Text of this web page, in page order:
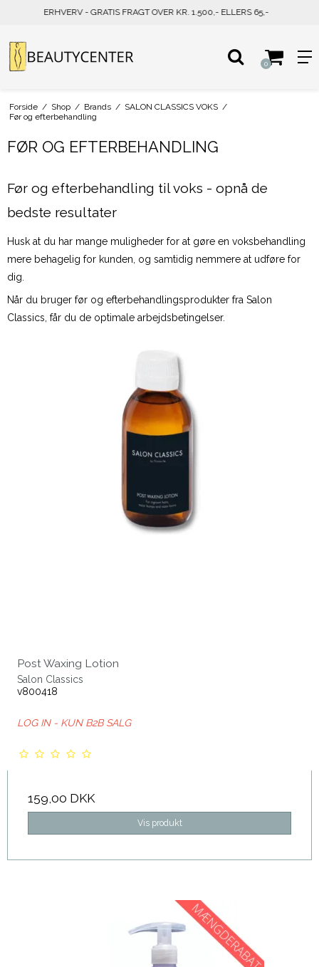
PRIVAT - GRATIS FRAGT OVER KR. 500,- ELLERS 39,-
0
Forside / Shop / Brands / SALON CLASSICS VOKS /
Før og efterbehandling
FØR OG EFTERBEHANDLING
Før og efterbehandling til voks - opnå de
bedste resultater
Husk at du har mange muligheder for at gøre en voksbehandling
mere behagelig for kunden, og samtidig nemmere at udføre for
dig.
Når du bruger før og efterbehandlingsprodukter fra Salon
Classics, får du de optimale arbejdsbetingelser.
Post Waxing Lotion
Salon Classics
v800418
LOG IN - KUN B2B SALG
159,00 DKK
Vis produkt